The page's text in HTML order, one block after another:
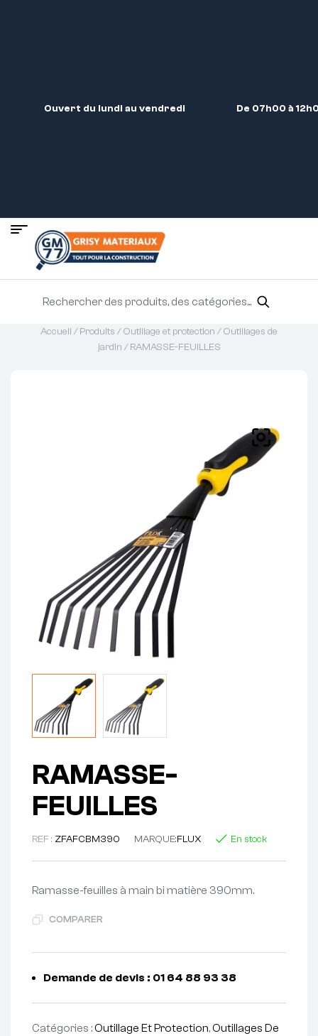
Ouvert du lundi au vendredi De 07h00 à
Accueil /Produits /Outillage et protection /Outillages de
jardin / RAMASSE-FEUILLES
RAMASSE-
FEUILLES
REF : ZFAFCBM390 MARQUE:FLUX En stock
Ramasse-feuilles à main bi matière 390mm.
COMPARER
Demande de devis : 01 64 88 93 38
Catégories :Outillage Et Protection,Outillages De